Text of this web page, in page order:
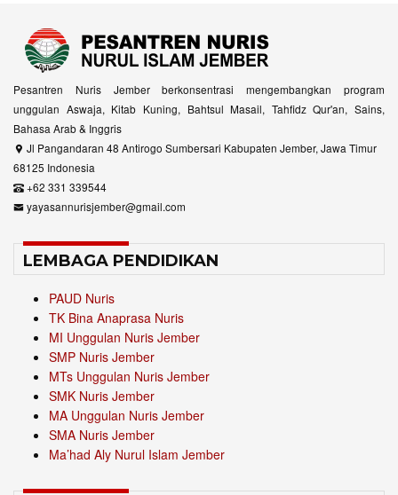
Pesantren Nuris Jember berkonsentrasi mengembangkan program
unggulan Aswaja, Kitab Kuning, Bahtsul Masail, Tahfidz Qur'an, Sains,
Bahasa Arab & Inggris
Jl Pangandaran 48 Antirogo Sumbersari Kabupaten Jember, Jawa Timur
68125 Indonesia
+62 331 339544
yayasannurisjember@gmail.com
LEMBAGA PENDIDIKAN
PAUD Nuris
TK Bina Anaprasa Nuris
MI Unggulan Nuris Jember
SMP Nuris Jember
MTs Unggulan Nuris Jember
SMK Nuris Jember
MA Unggulan Nuris Jember
SMA Nuris Jember
Ma’had Aly Nurul Islam Jember